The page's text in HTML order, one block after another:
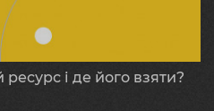
і де його взяти?